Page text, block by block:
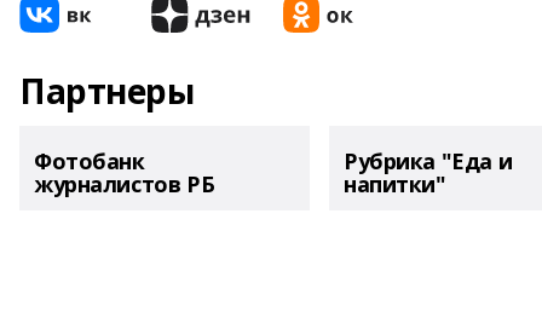
Партнеры
Фотобанк
журналистов РБ
Рубрика "Еда и
напитки"